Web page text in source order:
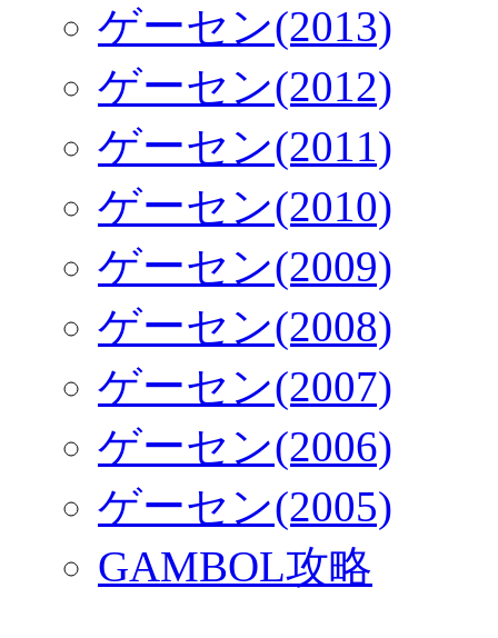
ゲーセン(2013)
ゲーセン(2012)
ゲーセン(2011)
ゲーセン(2010)
ゲーセン(2009)
ゲーセン(2008)
ゲーセン(2007)
ゲーセン(2006)
ゲーセン(2005)
GAMBOL攻略